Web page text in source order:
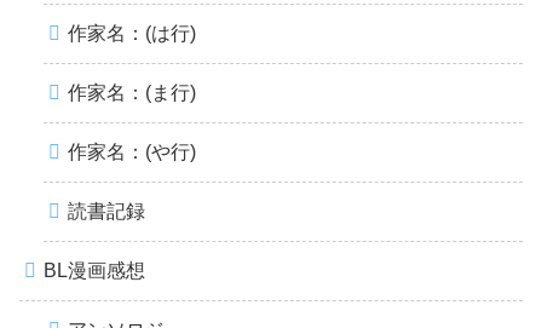
作家名：(は行)
作家名：(ま行)
作家名：(や行)
読書記録
BL漫画感想